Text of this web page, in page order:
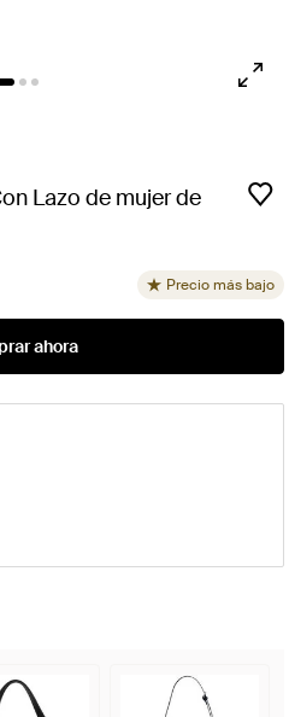
Lazo de mujer de
Precio más bajo
ahora